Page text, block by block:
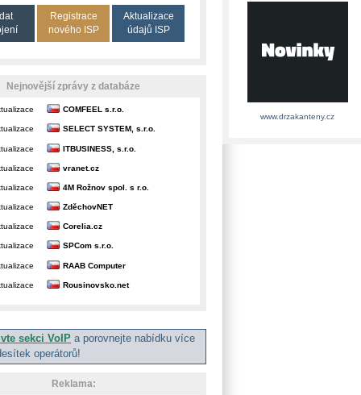
Registrace
nového ISP
Aktualizace
údajů ISP
Nejnovější zprávy z databáze
COMFEEL s.r.o.
SELECT SYSTEM, s.r.o.
ITBUSINESS, s.r.o.
vranet.cz
4M Rožnov spol. s r.o.
ZděchovNET
Corelia.cz
SPCom s.r.o.
RAAB Computer
Rousinovsko.net
sekci VoIP a porovnejte nabídku více
operátorů!
Reklama:
www.drzakanteny.cz